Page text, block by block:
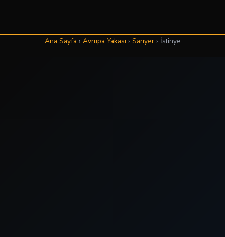
Ana Sayfa › Avrupa Yakası › Sarıyer› İstinye